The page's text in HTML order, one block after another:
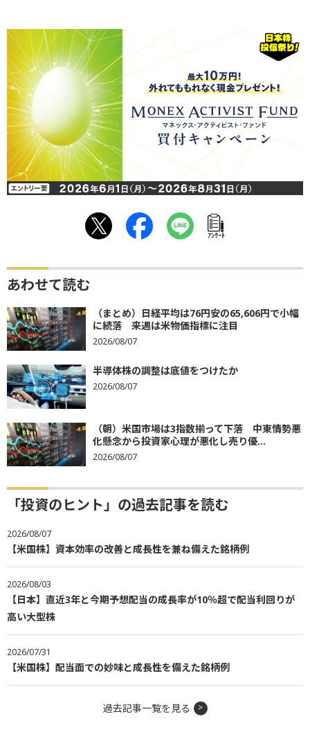
ｱﾝｹｰﾄ
あわせて読む
（まとめ）日経平均は76円安の65,606円で小幅
に続落 来週は米物価指標に注目
2026/08/07
半導体株の調整は底値をつけたか
2026/08/07
（朝）米国市場は3指数揃って下落 中東情勢悪
化懸念から投資家心理が悪化し売り優...
2026/08/07
「投資のヒント」の過去記事を読む
2026/08/07
【米国株】資本効率の改善と成長性を兼ね備えた銘柄例
2026/08/03
【日本】直近3年と今期予想配当の成長率が10％超で配当利回りが
高い大型株
2026/07/31
【米国株】配当面での妙味と成長性を備えた銘柄例
過去記事一覧を見る